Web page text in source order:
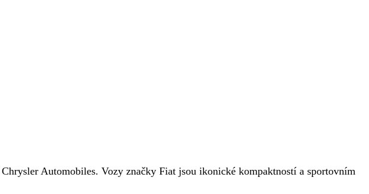
Automobiles. Vozy značky Fiat jsou ikonické kompaktností a sportovním